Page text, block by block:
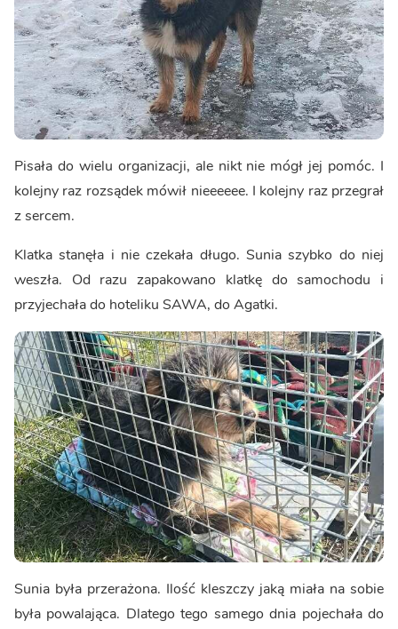
Pisała do wielu organizacji, ale nikt nie mógł jej pomóc. I
kolejny raz rozsądek mówił nieeeeee. I kolejny raz przegrał
z sercem.
Klatka stanęła i nie czekała długo. Sunia szybko do niej
weszła. Od razu zapakowano klatkę do samochodu i
przyjechała do hoteliku SAWA, do Agatki.
Sunia była przerażona. Ilość kleszczy jaką miała na sobie
była powalająca. Dlatego tego samego dnia pojechała do